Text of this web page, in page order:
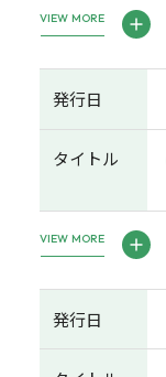
VIEW MORE
発行日
タイトル
VIEW MORE
発行日